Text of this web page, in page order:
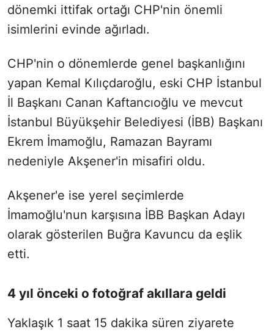
dönemki ittifak ortağı CHP'nin önemli
isimlerini evinde ağırladı.
CHP'nin o dönemlerde genel başkanlığını
yapan Kemal Kılıçdaroğlu, eski CHP İstanbul
İl Başkanı Canan Kaftancıoğlu ve mevcut
İstanbul Büyükşehir Belediyesi (İBB) Başkanı
Ekrem İmamoğlu, Ramazan Bayramı
nedeniyle Akşener'in misafiri oldu.
Akşener'e ise yerel seçimlerde
İmamoğlu'nun karşısına İBB Başkan Adayı
olarak gösterilen Buğra Kavuncu da eşlik
etti.
4 yıl önceki o fotoğraf akıllara geldi
Yaklaşık 1 saat 15 dakika süren ziyarete